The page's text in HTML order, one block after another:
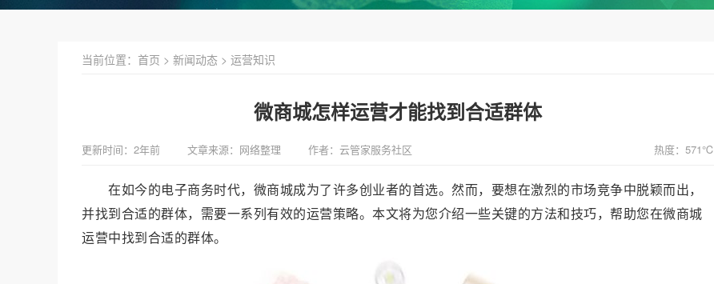
当前位置： 首页 > 新闻动态 > 运营知识
微商城怎样运营才能找到合适群体
更新时间：2年前 文章来源：网络整理 作者：云管家服务社区 热度：571℃
在如今的电子商务时代，微商城成为了许多创业者的首选。然而，要想在激烈的市场竞争中脱颖而出，
并找到合适的群体，需要一系列有效的运营策略。本文将为您介绍一些关键的方法和技巧，帮助您在微商城
运营中找到合适的群体。